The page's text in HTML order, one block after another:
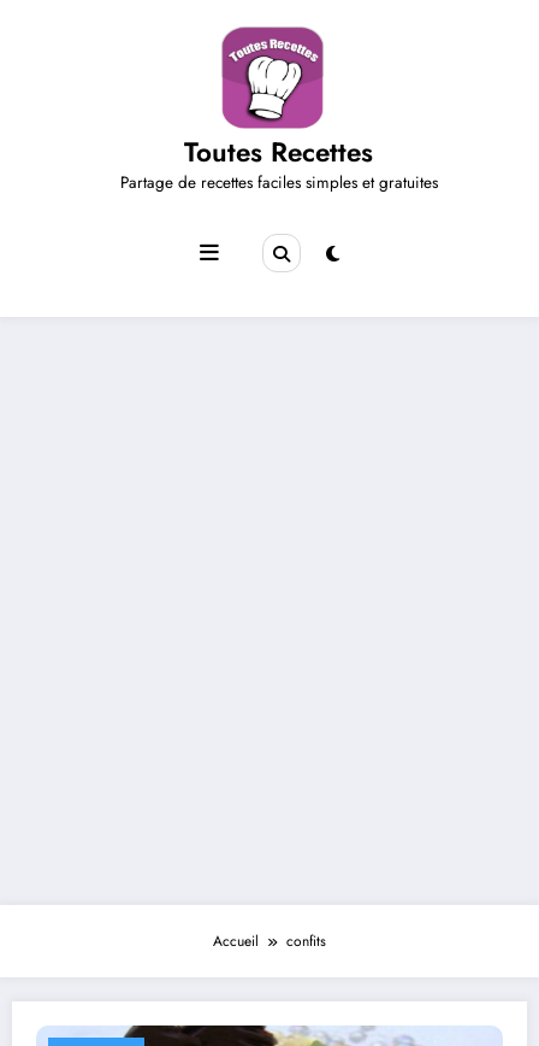
Toutes Recettes
Partage de recettes faciles simples et gratuites
Accueil confits